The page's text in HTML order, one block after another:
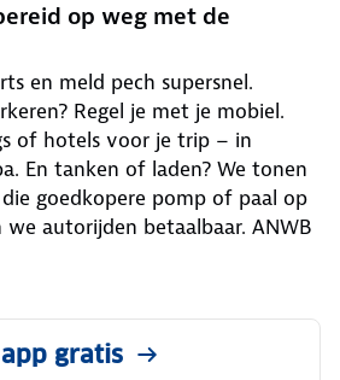
op weg met de
en meld pech supersnel.
Regel je met je mobiel.
of hotels voor je trip – in
En tanken of laden? We tonen
goedkopere pomp of paal op
autorijden betaalbaar. ANWB
gratis